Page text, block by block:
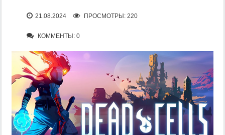
21.08.2024 ПРОСМОТРЫ: 220
КОММЕНТЫ: 0